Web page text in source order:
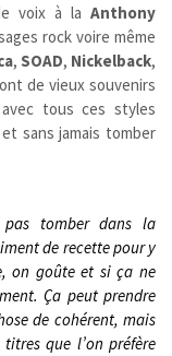
voix à laAnthony
rock voire même
, SOAD, Nickelback,
de vieux souvenirs
tous ces styles
sans jamais tomber
tomber dans la
de recette pour y
on goûte et si ça ne
Ça peut prendre
de cohérent, mais
que l’on préfère